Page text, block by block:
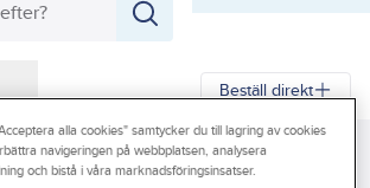
Beställ direkt
El
Centraler och säkringar
alla cookies" samtycker du till lagring av cookies
navigeringen på webbplatsen, analysera
och bistå i våra marknadsföringsinsatser.